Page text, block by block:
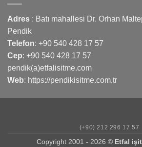
Adres : Batı mahallesi Dr. Orhan
Pendik
Telefon: +90 540 428 17 57
Cep: +90 540 428 17 57
pendik(a)etfalisitme.com
Web: https://pendikisitme.com.tr
(+90) 212 296 17 57
Copyright 2001 - 2026 © Etfal